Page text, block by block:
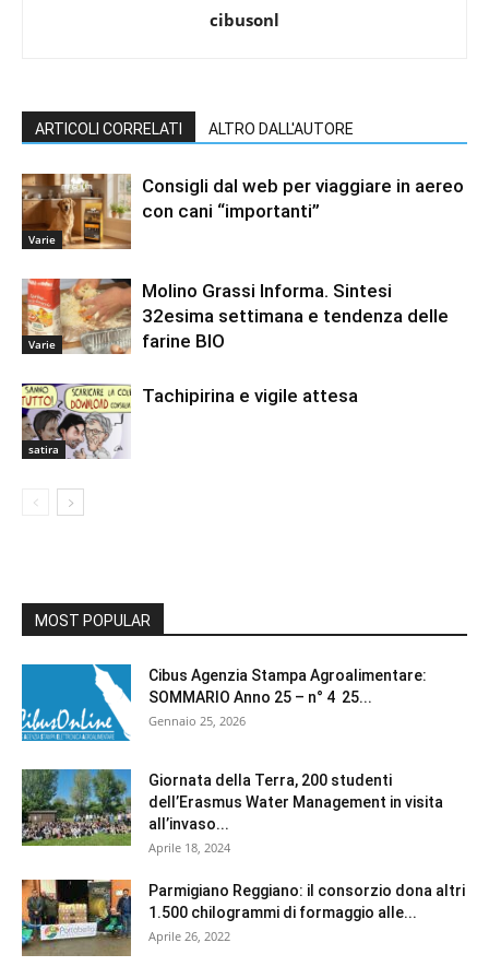
cibusonl
ARTICOLI CORRELATI ALTRO DALL'AUTORE
Varie
Consigli dal web per viaggiare in aereo
con cani “importanti”
Varie
Molino Grassi Informa. Sintesi
32esima settimana e tendenza delle
farine BIO
satira
Tachipirina e vigile attesa
MOST POPULAR
Cibus Agenzia Stampa Agroalimentare:
SOMMARIO Anno 25 – n° 4 25...
Gennaio 25, 2026
Giornata della Terra, 200 studenti
dell’Erasmus Water Management in visita
all’invaso...
Aprile 18, 2024
Parmigiano Reggiano: il consorzio dona altri
1.500 chilogrammi di formaggio alle...
Aprile 26, 2022